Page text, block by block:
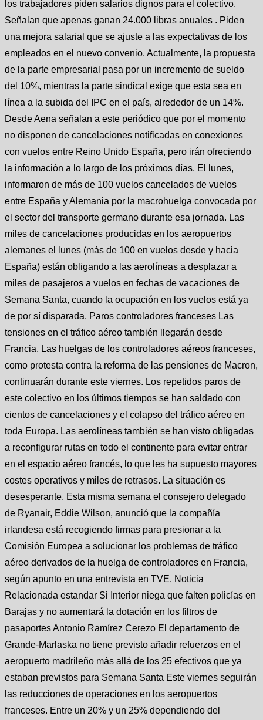
los trabajadores piden salarios dignos para el colectivo.
Señalan que apenas ganan 24.000 libras anuales . Piden
una mejora salarial que se ajuste a las expectativas de los
empleados en el nuevo convenio. Actualmente, la propuesta
de la parte empresarial pasa por un incremento de sueldo
del 10%, mientras la parte sindical exige que esta sea en
línea a la subida del IPC en el país, alrededor de un 14%.
Desde Aena señalan a este periódico que por el momento
no disponen de cancelaciones notificadas en conexiones
con vuelos entre Reino Unido España, pero irán ofreciendo
la información a lo largo de los próximos días. El lunes,
informaron de más de 100 vuelos cancelados de vuelos
entre España y Alemania por la macrohuelga convocada por
el sector del transporte germano durante esa jornada. Las
miles de cancelaciones producidas en los aeropuertos
alemanes el lunes (más de 100 en vuelos desde y hacia
España) están obligando a las aerolíneas a desplazar a
miles de pasajeros a vuelos en fechas de vacaciones de
Semana Santa, cuando la ocupación en los vuelos está ya
de por sí disparada. Paros controladores franceses Las
tensiones en el tráfico aéreo también llegarán desde
Francia. Las huelgas de los controladores aéreos franceses,
como protesta contra la reforma de las pensiones de Macron,
continuarán durante este viernes. Los repetidos paros de
este colectivo en los últimos tiempos se han saldado con
cientos de cancelaciones y el colapso del tráfico aéreo en
toda Europa. Las aerolíneas también se han visto obligadas
a reconfigurar rutas en todo el continente para evitar entrar
en el espacio aéreo francés, lo que les ha supuesto mayores
costes operativos y miles de retrasos. La situación es
desesperante. Esta misma semana el consejero delegado
de Ryanair, Eddie Wilson, anunció que la compañía
irlandesa está recogiendo firmas para presionar a la
Comisión Europea a solucionar los problemas de tráfico
aéreo derivados de la huelga de controladores en Francia,
según apunto en una entrevista en TVE. Noticia
Relacionada estandar Si Interior niega que falten policías en
Barajas y no aumentará la dotación en los filtros de
pasaportes Antonio Ramírez Cerezo El departamento de
Grande-Marlaska no tiene previsto añadir refuerzos en el
aeropuerto madrileño más allá de los 25 efectivos que ya
estaban previstos para Semana Santa Este viernes seguirán
las reducciones de operaciones en los aeropuertos
franceses. Entre un 20% y un 25% dependiendo del